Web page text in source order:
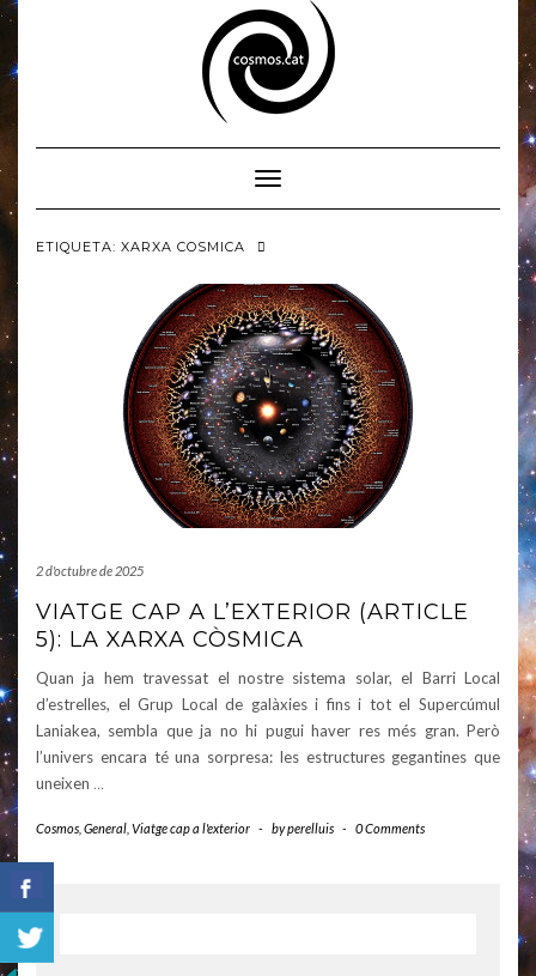
Skip
Toggle Navigation
ETIQUETA: XARXA COSMICA
2 d'octubre de 2025
VIATGE CAP A L’EXTERIOR (ARTICLE
5): LA XARXA CÒSMICA
Quan ja hem travessat el nostre sistema solar, el Barri Local
d’estrelles, el Grup Local de galàxies i fins i tot el Supercúmul
Laniakea, sembla que ja no hi pugui haver res més gran. Però
l’univers encara té una sorpresa: les estructures gegantines que
uneixen …
Cosmos General Viatge cap a l'exterior - byperelluis - 0 Comments